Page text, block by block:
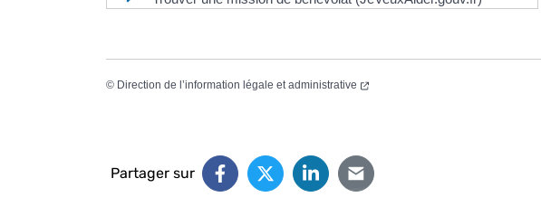
© Direction de l’information légale et administrative
Partager sur